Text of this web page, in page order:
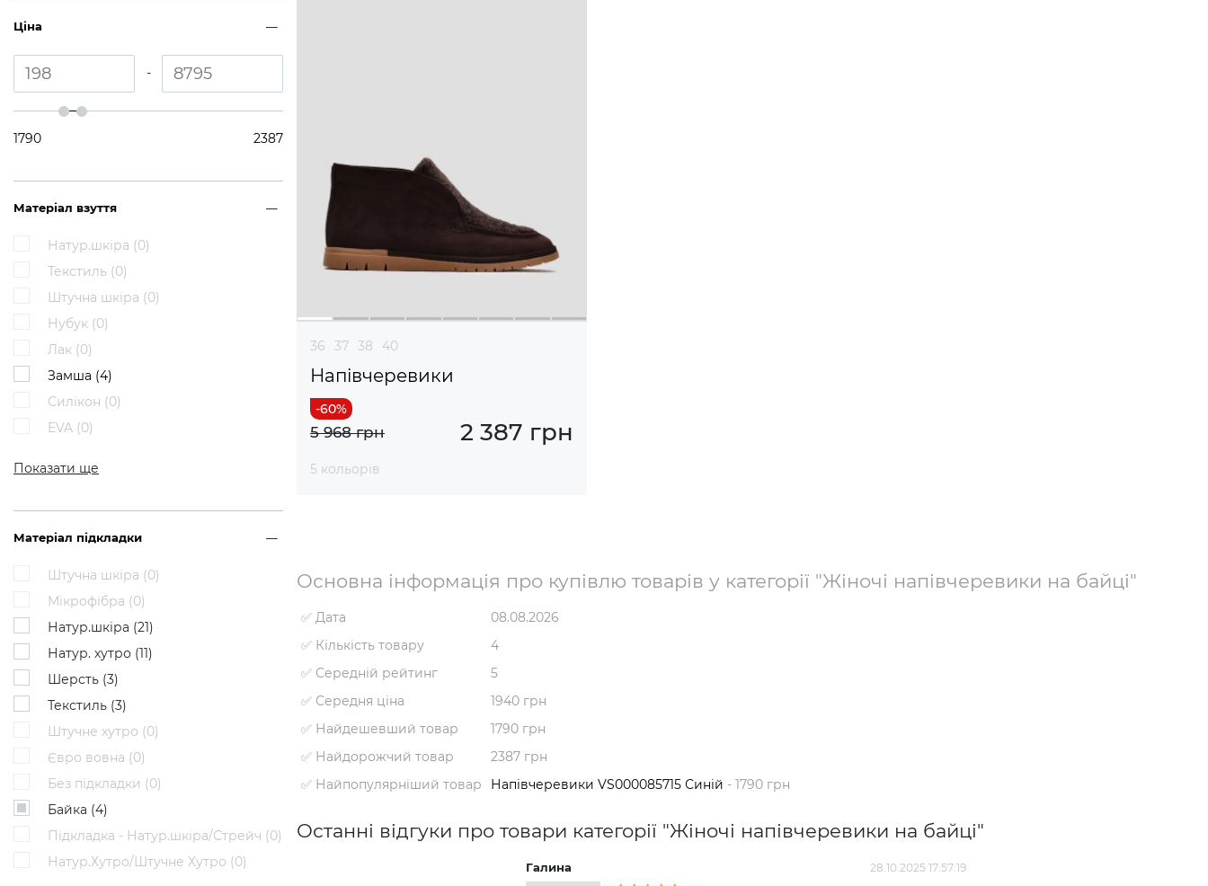
Ціна
-
1790 2387
Матеріал взуття
Натур.шкіра (0)
Текстиль (0)
Штучна шкіра (0)
Нубук (0)
Лак (0)
Замша (4)
Силікон (0)
EVA (0)
Показати ще
Матеріал підкладки
Штучна шкіра (0)
Мікрофібра (0)
Натур.шкіра (21)
Натур. хутро (11)
Шерсть (3)
Текстиль (3)
Штучне хутро (0)
Євро вовна (0)
Без підкладки (0)
Байка (4)
Підкладка - Натур.шкіра/Стрейч (0)
Натур.Хутро/Штучне Хутро (0)
36 37 38 40
Напівчеревики
2 387 грн
5 968 грн
5 кольорів
Основна інформація про купівлю товарів у категорії "Жіночі напівчеревики на байці"
✅ Дата
08.08.2026
✅ Кількість товару
4
✅ Середній рейтинг
5
✅ Середня ціна
1940 грн
✅ Найдешевший товар
1790 грн
✅ Найдорожчий товар
2387 грн
✅ Найпопулярніший товар
Напівчеревики VS000085715 Синій - 1790 грн
Останні відгуки про товари категорії "Жіночі напівчеревики на байці"
Галина 28.10.2025 17:57:19